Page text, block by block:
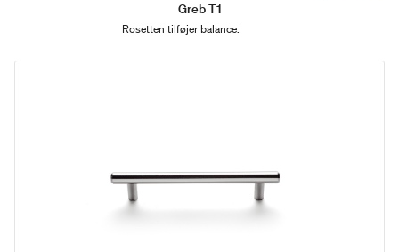
Greb T1
Rosetten tilføjer balance.